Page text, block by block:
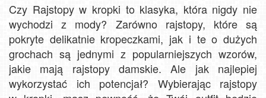
Czy Rajstopy w kropki to klasyka, która nigdy nie
wychodzi z mody? Zarówno rajstopy, które są
pokryte delikatnie kropeczkami, jak i te o dużych
grochach są jednymi z popularniejszych wzorów,
jakie mają rajstopy damskie. Ale jak najlepiej
wykorzystać ich potencjał? Wybierając rajstopy